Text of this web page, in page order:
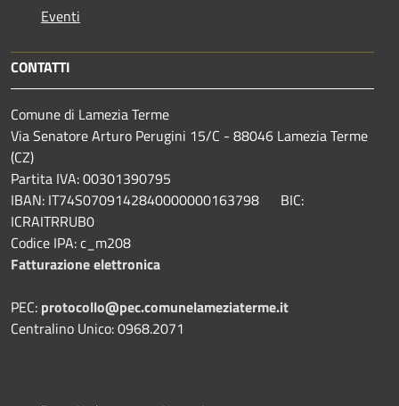
Eventi
CONTATTI
Comune di Lamezia Terme
Via Senatore Arturo Perugini 15/C - 88046 Lamezia Terme
(CZ)
Partita IVA: 00301390795
IBAN: IT74S0709142840000000163798 BIC:
ICRAITRRUB0
Codice IPA: c_m208
Fatturazione elettronica
PEC: protocollo@pec.comunelameziaterme.it
Centralino Unico: 0968.2071